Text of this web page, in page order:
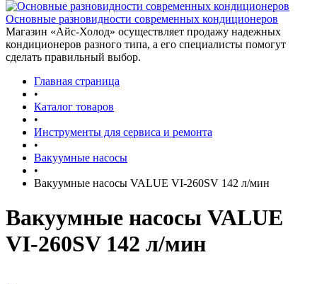
Основные разновидности современных кондиционеров
Магазин «Айс-Холод» осуществляет продажу надежных
кондиционеров разного типа, а его специалисты помогут
сделать правильный выбор.
Главная страница
•
Каталог товаров
•
Инструменты для сервиса и ремонта
•
Вакуумные насосы
•
Вакуумные насосы VALUE VI-260SV 142 л/мин
Вакуумные насосы VALUE
VI-260SV 142 л/мин